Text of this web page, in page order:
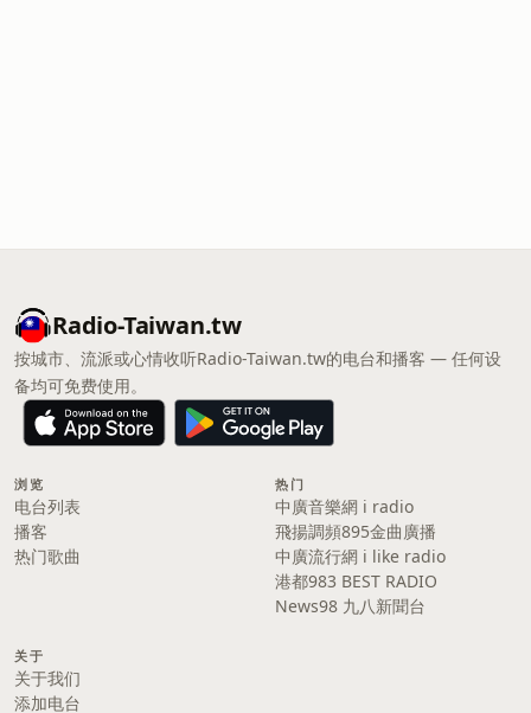
Radio-Taiwan.tw
按城市、流派或心情收听Radio-Taiwan.tw的电台和播客 — 任何设
备均可免费使用。
浏览
电台列表
播客
热门歌曲
热门
中廣音樂網 i radio
飛揚調頻895金曲廣播
中廣流行網 i like radio
港都983 BEST RADIO
News98 九八新聞台
关于
关于我们
添加电台